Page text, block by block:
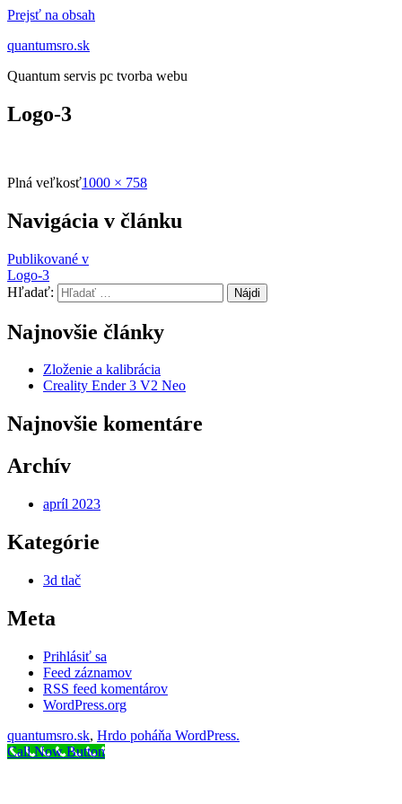
Prejsť na obsah
quantumsro.sk
Quantum servis pc tvorba webu
Logo-3
Plná veľkosť1000 × 758
Navigácia v článku
Publikované v
Logo-3
Hľadať:
Najnovšie články
Zloženie a kalibrácia
Creality Ender 3 V2 Neo
Najnovšie komentáre
Archív
apríl 2023
Kategórie
3d tlač
Meta
Prihlásiť sa
Feed záznamov
RSS feed komentárov
WordPress.org
quantumsro.sk, Hrdo poháňa WordPress.
Call Now Button